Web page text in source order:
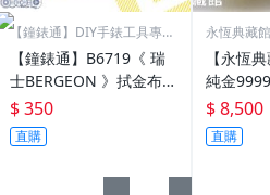
【鐘錶通】DIY手錶工具專業
【鐘錶通】B6719《 瑞
士BERGEON 》拭金布/K
金布/金屬亮潔布/古董錶
清潔布├手錶保養/飾品
保養┤
$ 350
直購
永恆典藏
【永恆
純金
50錢 下
禮 喝茶
$ 8,500
直購